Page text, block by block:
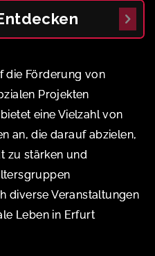
die Förderung von
Projekten
eine Vielzahl von
an, die darauf abzielen,
zu stärken und
diverse Veranstaltungen
Leben in Erfurt